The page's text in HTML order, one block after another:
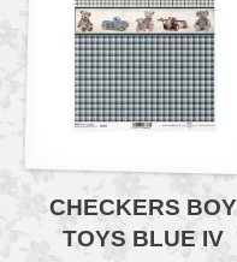
CHECKERS BOY
TOYS BLUE IV